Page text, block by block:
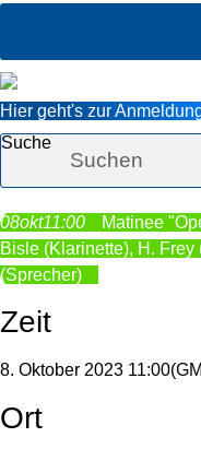
Hier geht's zur
Suche
08okt11:00 Matinee
Bisle (Klarinette), H.
(Sprecher)
Zeit
8. Oktober 2023 11:00
Ort